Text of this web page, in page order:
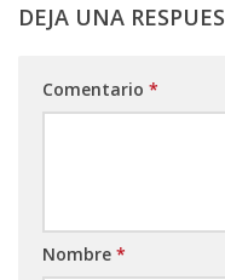
DEJA UNA
Comentario *
Nombre *